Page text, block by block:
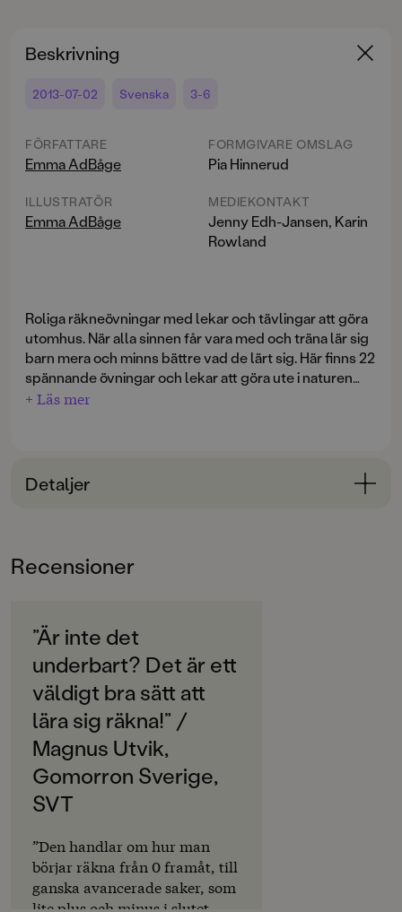
Beskrivning
2013-07-02 Svenska 3-6
FÖRFATTARE
Emma AdBåge
ILLUSTRATÖR
Emma AdBåge
FORMGIVARE OMSLAG
Pia Hinnerud
MEDIEKONTAKT
Jenny Edh-Jansen, Karin
Rowland
Roliga räkneövningar med lekar och tävlingar att göra
utomhus. När alla sinnen får vara med och träna lär sig
barn mera och minns bättre vad de lärt sig. Här finns 22
spännande övningar och lekar att göra ute i naturen
under de fyra årstiderna. Alla övningar går att göra
rör på er.
räknesätten och ett uppslag som finurligt hjälper
En doktorsavhandling (Emilia Fägerstam, Linköpings
universitet, 2012) visar att inlärning utomhus ger barn
inne får bättre resultat i matte och språk.
+ Läs mer
Detaljer
3-6
Svenska
SPRÅK
Svenska
PUBLICERINGSDATUM
2013-07-02
Produktion
Matt/Silk bestruket
MILJÖMÄRKNING
Nej
Recensioner
”Är inte det
underbart? Det är ett
väldigt bra sätt att
lära sig räkna!” /
Magnus Utvik,
Gomorron Sverige,
SVT
”Den handlar om hur man
börjar räkna från 0 framåt, till
ganska avancerade saker, som
lite plus och minus i slutet.